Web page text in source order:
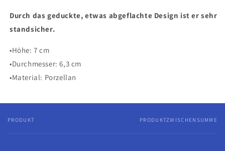
Durch das geduckte, etwas abgeflachte Design ist er sehr
standsicher.
•Höhe: 7 cm
•Durchmesser: 6,3 cm
•Material: Porzellan
Dein
PRODUKT PRODUKTZWISCHENSUMME